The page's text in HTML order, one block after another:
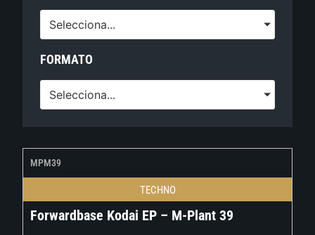
Selecciona...
FORMATO
Selecciona...
MPM39
TECHNO
Forwardbase Kodai EP – M-Plant 39